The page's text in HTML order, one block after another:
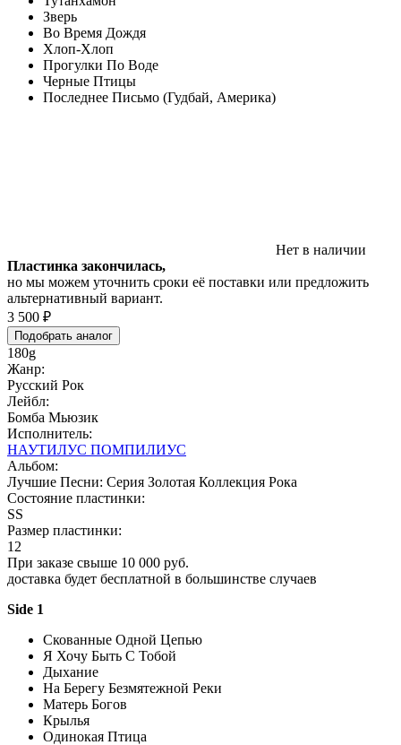
Зверь
Во Время Дождя
Хлоп-Хлоп
Прогулки По Воде
Черные Птицы
Последнее Письмо (Гудбай, Америка)
Нет в наличии
Пластинка закончилась,
но мы можем уточнить сроки её поставки или предложить
альтернативный вариант.
3 500 ₽
Подобрать аналог
180g
Жанр:
Русский Рок
Лейбл:
Бомба Мьюзик
Исполнитель:
НАУТИЛУС ПОМПИЛИУС
Альбом:
Лучшие Песни: Серия Золотая Коллекция Рока
Состояние пластинки:
SS
Размер пластинки:
12
При заказе свыше 10 000 руб.
доставка будет бесплатной в большинстве случаев
Side 1
Скованные Одной Цепью
Я Хочу Быть С Тобой
Дыхание
На Берегу Безмятежной Реки
Матерь Богов
Крылья
Одинокая Птица